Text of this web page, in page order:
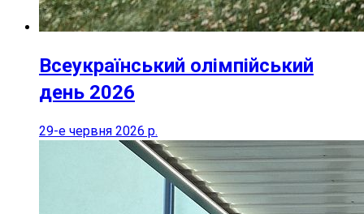
Всеукраїнський олімпійський
день 2026
29-е червня 2026 р.